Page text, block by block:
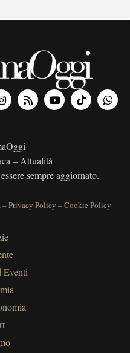
– Attualità
sempre aggiornato.
–Privacy Policy –Cookie Policy
Eventi